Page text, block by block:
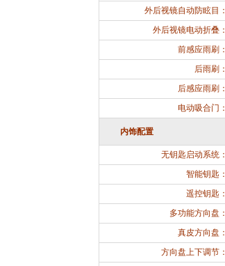
外后视镜自动防眩目：
外后视镜电动折叠：
前感应雨刷：
后雨刷：
后感应雨刷：
电动吸合门：
内饰配置
无钥匙启动系统：
智能钥匙：
遥控钥匙：
多功能方向盘：
真皮方向盘：
方向盘上下调节：